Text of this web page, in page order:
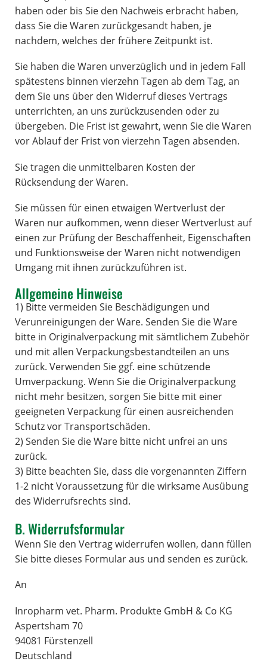
haben oder bis Sie den Nachweis erbracht haben,
dass Sie die Waren zurückgesandt haben, je
nachdem, welches der frühere Zeitpunkt ist.
Sie haben die Waren unverzüglich und in jedem Fall
spätestens binnen vierzehn Tagen ab dem Tag, an
dem Sie uns über den Widerruf dieses Vertrags
unterrichten, an uns zurückzusenden oder zu
übergeben. Die Frist ist gewahrt, wenn Sie die Waren
vor Ablauf der Frist von vierzehn Tagen absenden.
Sie tragen die unmittelbaren Kosten der
Rücksendung der Waren.
Sie müssen für einen etwaigen Wertverlust der
Waren nur aufkommen, wenn dieser Wertverlust auf
einen zur Prüfung der Beschaffenheit, Eigenschaften
und Funktionsweise der Waren nicht notwendigen
Umgang mit ihnen zurückzuführen ist.
Allgemeine Hinweise
1) Bitte vermeiden Sie Beschädigungen und
Verunreinigungen der Ware. Senden Sie die Ware
bitte in Originalverpackung mit sämtlichem Zubehör
und mit allen Verpackungsbestandteilen an uns
zurück. Verwenden Sie ggf. eine schützende
Umverpackung. Wenn Sie die Originalverpackung
nicht mehr besitzen, sorgen Sie bitte mit einer
geeigneten Verpackung für einen ausreichenden
Schutz vor Transportschäden.
2) Senden Sie die Ware bitte nicht unfrei an uns
zurück.
3) Bitte beachten Sie, dass die vorgenannten Ziffern
1-2 nicht Voraussetzung für die wirksame Ausübung
des Widerrufsrechts sind.
B. Widerrufsformular
Wenn Sie den Vertrag widerrufen wollen, dann füllen
Sie bitte dieses Formular aus und senden es zurück.
An
Inropharm vet. Pharm. Produkte GmbH & Co KG
Aspertsham 70
94081 Fürstenzell
Deutschland